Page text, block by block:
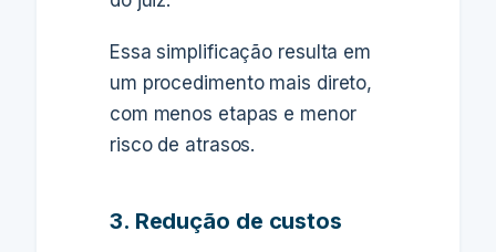
Essa simplificação resulta em
um procedimento mais direto,
com menos etapas e menor
risco de atrasos.
3. Redução de custos